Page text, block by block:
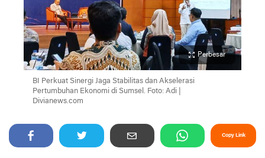
Perbesar
BI Perkuat Sinergi Jaga Stabilitas dan Akselerasi
Pertumbuhan Ekonomi di Sumsel. Foto: Adi |
Divianews.com
Copy Link